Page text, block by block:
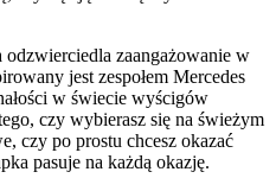
odzwierciedla zaangażowanie w
jest zespołem Mercedes
w świecie wyścigów
czy wybierasz się na świeżym
czy po prostu chcesz okazać
pasuje na każdą okazję.